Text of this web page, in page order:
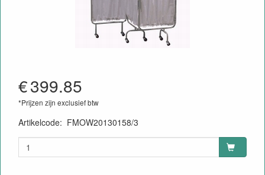
€399.85
*Prijzen zijn exclusief btw
Artikelcode: FMOW20130158/3